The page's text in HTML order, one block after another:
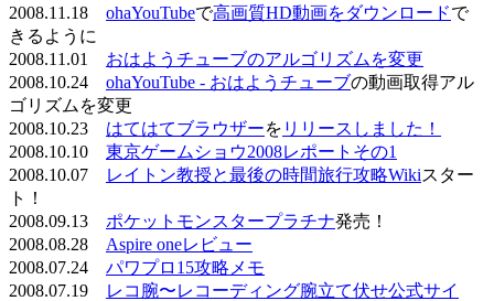
2008.11.18 ohaYouTubeで高画質HD動画をダウンロードで
きるように
2008.11.01 おはようチューブのアルゴリズムを変更
2008.10.24 ohaYouTube - おはようチューブの動画取得アル
ゴリズムを変更
2008.10.23 はてはてブラウザーを リリースしました！
2008.10.10 東京ゲームショウ2008レポートその1
2008.10.07
レイトン教授と最後の時間旅行攻略Wikiスター
ト！
2008.09.13 ポケットモンスタープラチナ発売！
2008.08.28 Aspire oneレビュー
2008.07.24 パワプロ15攻略メモ
2008.07.19
レコ腕〜レコーディング腕立て伏せ公式サイ